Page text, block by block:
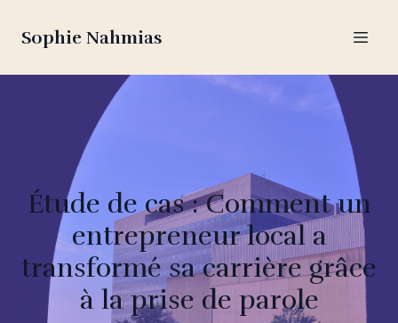
Sophie Nahmias
Étude de cas : Comment un
entrepreneur local a
transformé sa carrière grâce
à la prise de parole